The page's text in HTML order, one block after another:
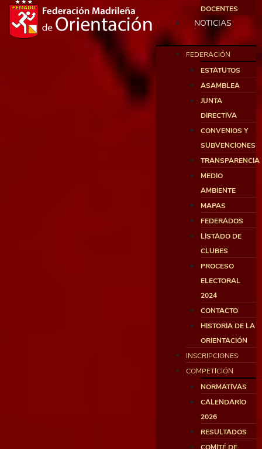
DOCENTES
NOTICIAS
FEDERACIÓN
ESTATUTOS
ASAMBLEA
JUNTA
DIRECTIVA
CONVENIOS Y
SUBVENCIONES
TRANSPARENCIA
MEDIO
AMBIENTE
MAPAS
FEDERADOS
LISTADO DE
CLUBES
PROCESO
ELECTORAL
2024
CONTACTO
HISTORIA DE LA
ORIENTACIÓN
INSCRIPCIONES
COMPETICIÓN
NORMATIVAS
CALENDARIO
2026
RESULTADOS